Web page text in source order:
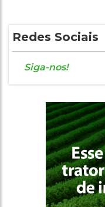
Redes Sociais
Siga-nos!